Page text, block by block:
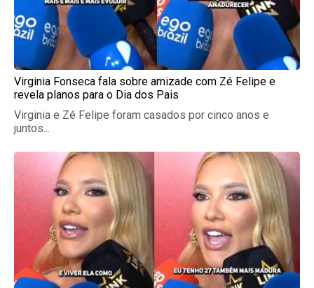
Virginia Fonseca fala sobre amizade com Zé Felipe e
revela planos para o Dia dos Pais
Virginia e Zé Felipe foram casados por cinco anos e
juntos...